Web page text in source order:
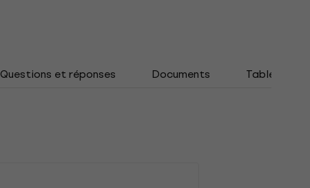
Questions et réponses Documents Tableau